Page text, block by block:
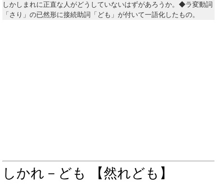
しかしまれに正直な人がどうしていないはずがあろうか。◆ラ変動詞
「さり」の已然形に接続助詞「ども」が付いて一語化したもの。
しかれ－ども 【然れども】